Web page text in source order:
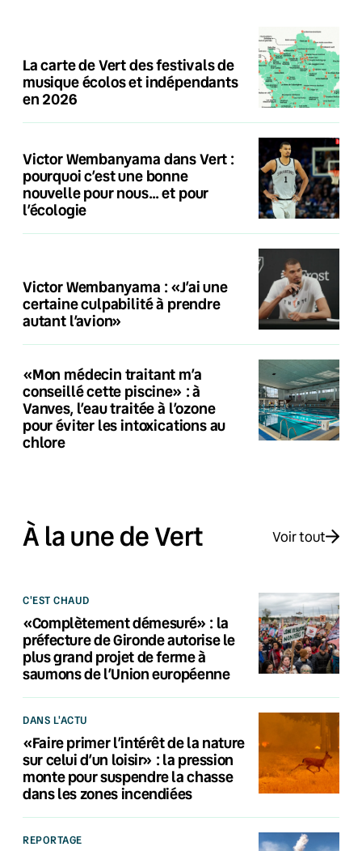
La carte de Vert des festivals de
musique écolos et indépendants
en 2026
Victor Wembanyama dans Vert :
pourquoi c’est une bonne
nouvelle pour nous… et pour
l’écologie
Victor Wembanyama : «J’ai une
certaine culpabilité à prendre
autant l’avion»
«Mon médecin traitant m’a
conseillé cette piscine» : à
Vanves, l’eau traitée à l’ozone
pour éviter les intoxications au
chlore
À la une de Vert Voir tout
C'EST CHAUD
«Complètement démesuré» : la
préfecture de Gironde autorise le
plus grand projet de ferme à
saumons de l’Union européenne
DANS L'ACTU
«Faire primer l’intérêt de la nature
sur celui d’un loisir» : la pression
monte pour suspendre la chasse
dans les zones incendiées
REPORTAGE